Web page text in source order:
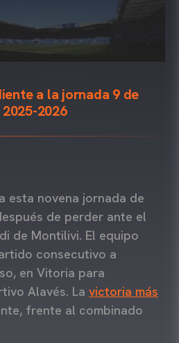
a la jornada 9 de
2025-2026
esta novena jornada de
de perder ante el
de Montilivi. El equipo
consecutivo a
en Vitoria para
Alavés. La victoria más
frente al combinado